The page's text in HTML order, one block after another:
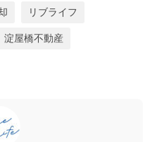
リブライフ
淀屋橋不動産